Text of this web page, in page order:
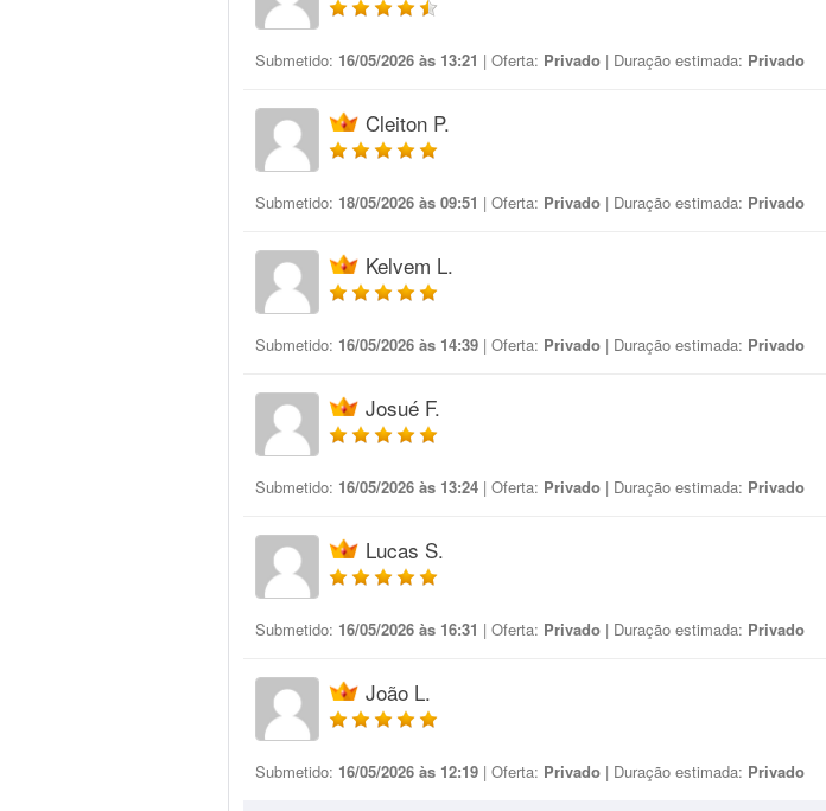
Submetido: 16/05/2026 às 13:21 | Oferta: Privado | Duração estimada: Privado
Cleiton P.
Submetido: 18/05/2026 às 09:51 | Oferta: Privado | Duração estimada: Privado
Kelvem L.
Submetido: 16/05/2026 às 14:39 | Oferta: Privado | Duração estimada: Privado
Josué F.
Submetido: 16/05/2026 às 13:24 | Oferta: Privado | Duração estimada: Privado
Lucas S.
Submetido: 16/05/2026 às 16:31 | Oferta: Privado | Duração estimada: Privado
João L.
Submetido: 16/05/2026 às 12:19 | Oferta: Privado | Duração estimada: Privado